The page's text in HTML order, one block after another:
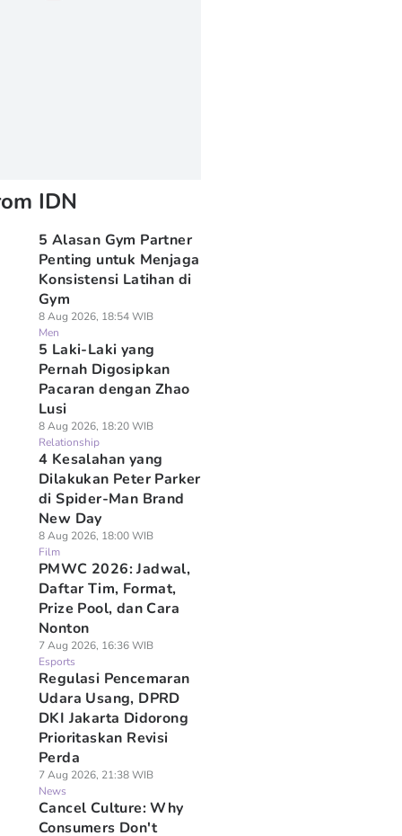
IDN
5 Alasan Gym Partner
Penting untuk Menjaga
Konsistensi Latihan di
Gym
8 Aug 2026, 18:54 WIB
Men
5 Laki-Laki yang
Pernah Digosipkan
Pacaran dengan Zhao
Lusi
8 Aug 2026, 18:20 WIB
Relationship
4 Kesalahan yang
Dilakukan Peter Parker
di Spider-Man Brand
New Day
8 Aug 2026, 18:00 WIB
Film
PMWC 2026: Jadwal,
Daftar Tim, Format,
Prize Pool, dan Cara
Nonton
7 Aug 2026, 16:36 WIB
Esports
Regulasi Pencemaran
Udara Usang, DPRD
DKI Jakarta Didorong
Prioritaskan Revisi
Perda
7 Aug 2026, 21:38 WIB
News
Cancel Culture: Why
Consumers Don't